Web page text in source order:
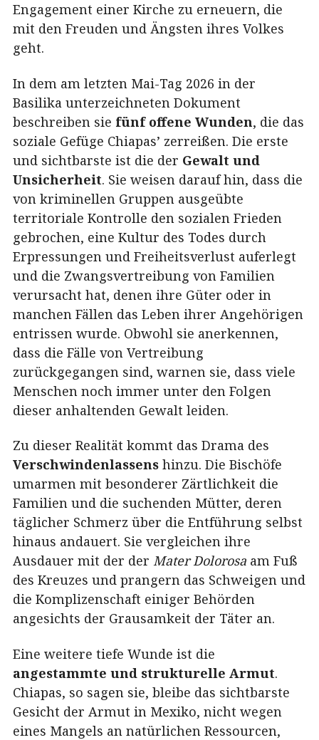
Engagement einer Kirche zu erneuern, die
mit den Freuden und Ängsten ihres Volkes
geht.
In dem am letzten Mai-Tag 2026 in der
Basilika unterzeichneten Dokument
beschreiben sie fünf offene Wunden, die das
soziale Gefüge Chiapas’ zerreißen. Die erste
und sichtbarste ist die der Gewalt und
Unsicherheit. Sie weisen darauf hin, dass die
von kriminellen Gruppen ausgeübte
territoriale Kontrolle den sozialen Frieden
gebrochen, eine Kultur des Todes durch
Erpressungen und Freiheitsverlust auferlegt
und die Zwangsvertreibung von Familien
verursacht hat, denen ihre Güter oder in
manchen Fällen das Leben ihrer Angehörigen
entrissen wurde. Obwohl sie anerkennen,
dass die Fälle von Vertreibung
zurückgegangen sind, warnen sie, dass viele
Menschen noch immer unter den Folgen
dieser anhaltenden Gewalt leiden.
Zu dieser Realität kommt das Drama des
Verschwindenlassens hinzu. Die Bischöfe
umarmen mit besonderer Zärtlichkeit die
Familien und die suchenden Mütter, deren
täglicher Schmerz über die Entführung selbst
hinaus andauert. Sie vergleichen ihre
Ausdauer mit der der Mater Dolorosa am Fuß
des Kreuzes und prangern das Schweigen und
die Komplizenschaft einiger Behörden
angesichts der Grausamkeit der Täter an.
Eine weitere tiefe Wunde ist die
angestammte und strukturelle Armut.
Chiapas, so sagen sie, bleibe das sichtbarste
Gesicht der Armut in Mexiko, nicht wegen
eines Mangels an natürlichen Ressourcen,